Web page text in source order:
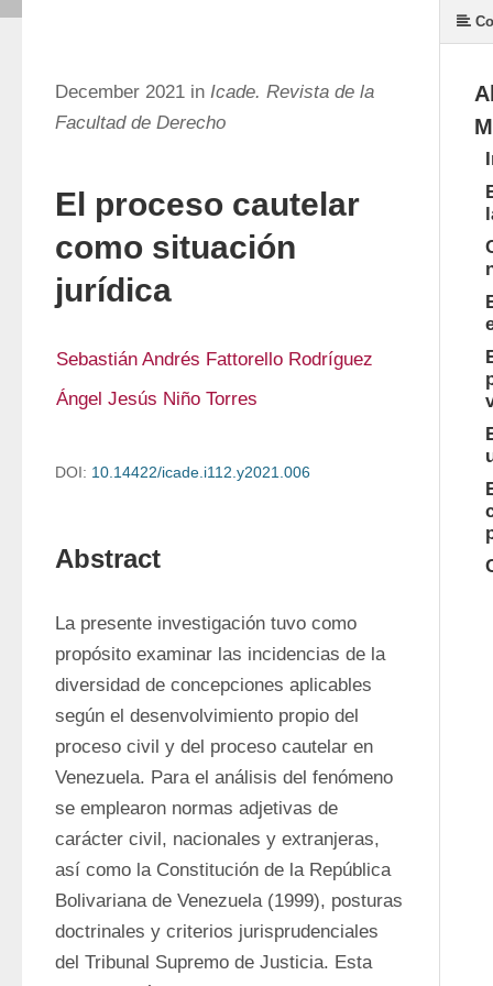
December 2021 in Icade. Revista de la
Facultad de Derecho
El proceso cautelar
como situación
jurídica
Sebastián Andrés Fattorello Rodríguez
Ángel Jesús Niño Torres
DOI: 10.14422/icade.i112.y2021.006
Abstract
La presente investigación tuvo como
propósito examinar las incidencias de la
diversidad de concepciones aplicables
según el desenvolvimiento propio del
proceso civil y del proceso cautelar en
Venezuela. Para el análisis del fenómeno
se emplearon normas adjetivas de
carácter civil, nacionales y extranjeras,
así como la Constitución de la República
Bolivariana de Venezuela (1999), posturas
doctrinales y criterios jurisprudenciales
del Tribunal Supremo de Justicia. Esta